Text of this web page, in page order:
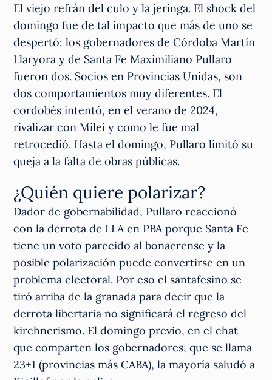
El viejo refrán del culo y la jeringa. El shock del
domingo fue de tal impacto que más de uno se
despertó: los gobernadores de Córdoba Martín
Llaryora y de Santa Fe Maximiliano Pullaro
fueron dos. Socios en Provincias Unidas, son
dos comportamientos muy diferentes. El
cordobés intentó, en el verano de 2024,
rivalizar con Milei y como le fue mal
retrocedió. Hasta el domingo, Pullaro limitó su
queja a la falta de obras públicas.
¿Quién quiere polarizar?
Dador de gobernabilidad, Pullaro reaccionó
con la derrota de LLA en PBA porque Santa Fe
tiene un voto parecido al bonaerense y la
posible polarización puede convertirse en un
problema electoral. Por eso el santafesino se
tiró arriba de la granada para decir que la
derrota libertaria no significará el regreso del
kirchnerismo. El domingo previo, en el chat
que comparten los gobernadores, que se llama
23+1 (provincias más CABA), la mayoría saludó a